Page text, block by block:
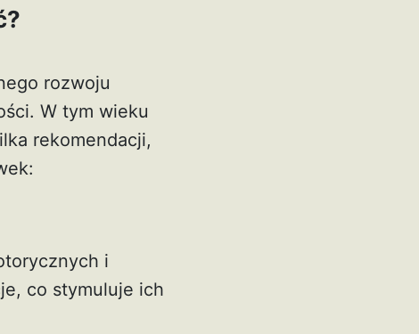
rozwoju
W tym wieku
rekomendacji,
i
co stymuluje ich